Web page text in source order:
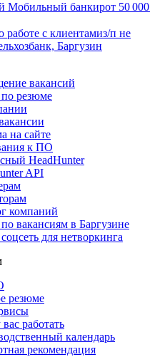
Мобильный банкирот 50 000
с клиентамиз/п не
Баргузин
вакансий
резюме
на сайте
к ПО
HeadHunter
API
компаний
вакансиям в Баргузине
для нетворкинга
резюме
работать
календарь
рекомендация